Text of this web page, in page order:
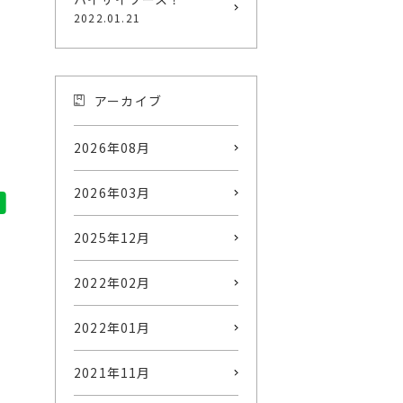
2022.01.21
アーカイブ
2026年08月
2026年03月
2025年12月
2022年02月
2022年01月
2021年11月